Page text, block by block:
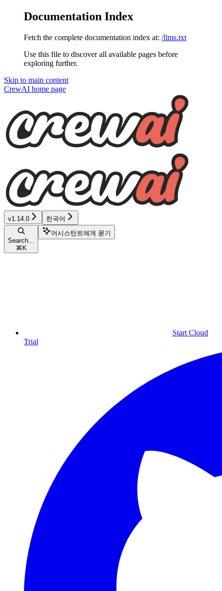
Documentation Index
Fetch the complete documentation index at: /llms.txt
Use this file to discover all available pages before
exploring further.
Skip to main content
CrewAI home page
v1.14.0 한국어
Search...
⌘ K
어시스턴트에게 묻기
Start Cloud
Trial